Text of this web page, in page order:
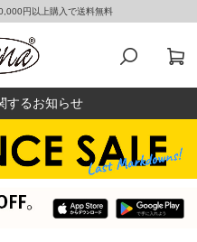
円以上購入で送料無料
するお知らせ